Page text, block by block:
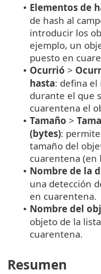
• Elementos de
de hash al
introducir los
ejemplo, un
puesto en
• Ocurrió >
hasta: defina
durante el que
cuarentena el
• Tamaño >
(bytes):
tamaño del
cuarentena (en
• Nombre de la
una detección
en cuarentena.
• Nombre del
objeto de la
cuarentena.
Resumen